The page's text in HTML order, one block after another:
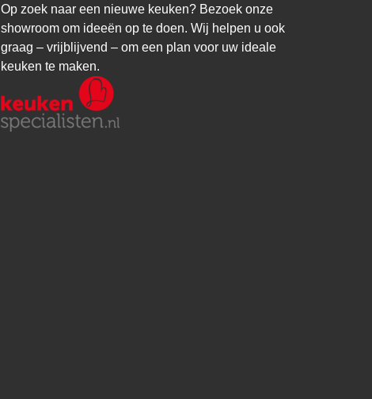
Op zoek naar een nieuwe keuken? Bezoek onze
showroom om ideeën op te doen. Wij helpen u ook
graag – vrijblijvend – om een plan voor uw ideale
keuken te maken.